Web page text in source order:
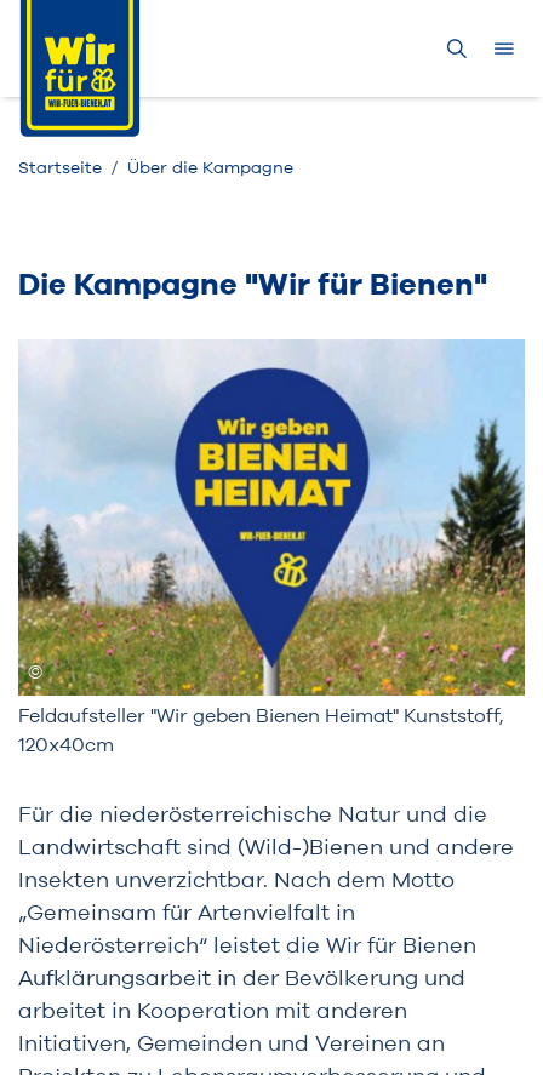
Startseite Über die Kampagne
Die Kampagne "Wir für Bienen"
Feldaufsteller "Wir geben Bienen Heimat" Kunststoff,
120x40cm
Für die niederösterreichische Natur und die
Landwirtschaft sind (Wild-)Bienen und andere
Insekten unverzichtbar. Nach dem Motto
„Gemeinsam für Artenvielfalt in
Niederösterreich“ leistet die Wir für Bienen
Aufklärungsarbeit in der Bevölkerung und
arbeitet in Kooperation mit anderen
Initiativen, Gemeinden und Vereinen an